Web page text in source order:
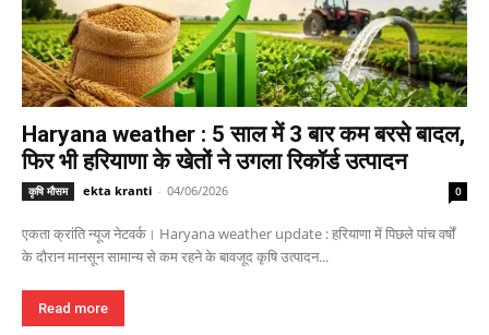
Haryana weather : 5 साल में 3 बार कम बरसे बादल,
फिर भी हरियाणा के खेतों ने उगला रिकॉर्ड उत्पादन
कृषि मौसम ekta kranti - 04/06/2026 0
एकता क्रांति न्यूज नेटवर्क। Haryana weather update : हरियाणा में पिछले पांच वर्षों
के दौरान मानसून सामान्य से कम रहने के बावजूद कृषि उत्पादन...
Read more